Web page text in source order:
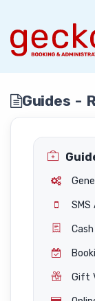
Guides -
SMS
Gift